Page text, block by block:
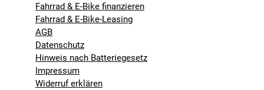
Fahrrad & E-Bike finanzieren
Fahrrad & E-Bike-Leasing
AGB
Datenschutz
Hinweis nach Batteriegesetz
Impressum
Widerruf erklären